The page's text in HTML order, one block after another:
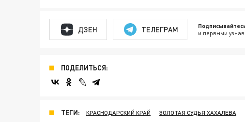
ДЗЕН ТЕЛЕГРАМ и первыми
ПОДЕЛИТЬСЯ:
ТЕГИ: КРАСНОДАРСКИЙ КРАЙ ЗОЛОТАЯ СУДЬЯ ХАХАЛЕВА